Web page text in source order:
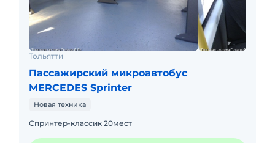
Тольятти
Пассажирский микроавтобус
MERCEDES Sprinter
Новая техника
Спринтер-классик 20мест